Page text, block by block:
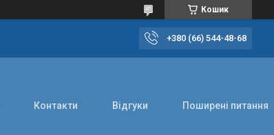
Кошик
+380 (66) 544-48-68
Контакти Відгуки Поширені питання